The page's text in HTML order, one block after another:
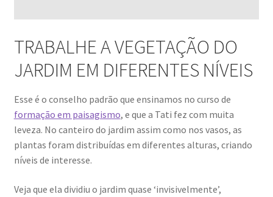
TRABALHE A VEGETAÇÃO DO
JARDIM EM DIFERENTES NÍVEIS
Esse é o conselho padrão que ensinamos no curso de
formação em paisagismo, e que a Tati fez com muita
leveza. No canteiro do jardim assim como nos vasos, as
plantas foram distribuídas em diferentes alturas, criando
níveis de interesse.
Veja que ela dividiu o jardim quase ‘invisivelmente’,